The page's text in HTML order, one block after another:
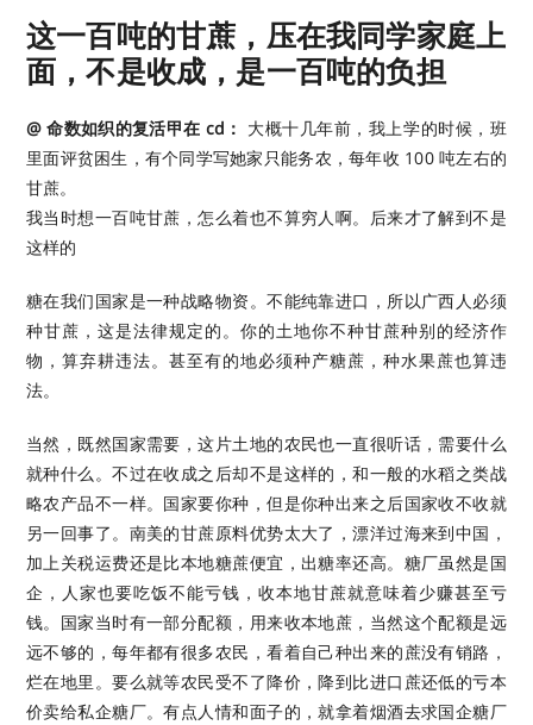
这一百吨的甘蔗，压在我同学家庭上
面，不是收成，是一百吨的负担
@ 命数如织的复活甲在 cd： 大概十几年前，我上学的时候，班
里面评贫困生，有个同学写她家只能务农，每年收 100 吨左右的
甘蔗。
我当时想一百吨甘蔗，怎么着也不算穷人啊。后来才了解到不是
这样的
糖在我们国家是一种战略物资。不能纯靠进口，所以广西人必须
种甘蔗，这是法律规定的。你的土地你不种甘蔗种别的经济作
物，算弃耕违法。甚至有的地必须种产糖蔗，种水果蔗也算违
法。
当然，既然国家需要，这片土地的农民也一直很听话，需要什么
就种什么。不过在收成之后却不是这样的，和一般的水稻之类战
略农产品不一样。国家要你种，但是你种出来之后国家收不收就
另一回事了。南美的甘蔗原料优势太大了，漂洋过海来到中国，
加上关税运费还是比本地糖蔗便宜，出糖率还高。糖厂虽然是国
企，人家也要吃饭不能亏钱，收本地甘蔗就意味着少赚甚至亏
钱。国家当时有一部分配额，用来收本地蔗，当然这个配额是远
远不够的，每年都有很多农民，看着自己种出来的蔗没有销路，
烂在地里。要么就等农民受不了降价，降到比进口蔗还低的亏本
价卖给私企糖厂。有点人情和面子的，就拿着烟酒去求国企糖厂